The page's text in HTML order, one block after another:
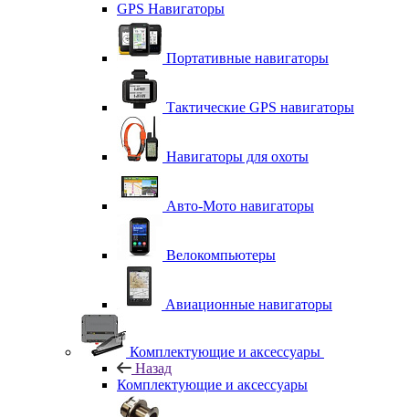
GPS Навигаторы
Портативные навигаторы
Тактические GPS навигаторы
Навигаторы для охоты
Авто-Мото навигаторы
Велокомпьютеры
Авиационные навигаторы
Комплектующие и аксессуары
Назад
Комплектующие и аксессуары